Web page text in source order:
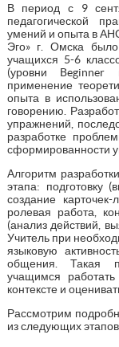
В период с 9
педагогической
умений и опыта в
Эго» г. Омска
учащихся 5-6
(уровни
применение
опыта в
говорению.
упражнений,
разработке
сформированности
Алгоритм
этапа: подготовку
создание
ролевая работа,
(анализ действий,
Учитель при
языковую
общения. Такая
учащимся
контексте и
Рассмотрим
из следующих